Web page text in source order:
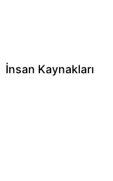
İnsan Kaynakları